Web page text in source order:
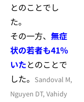
とのことでし
た。
その一方、 無症
状の若者も41％
いたとのことで
した。 Sandoval M,
Nguyen DT, Vahidy